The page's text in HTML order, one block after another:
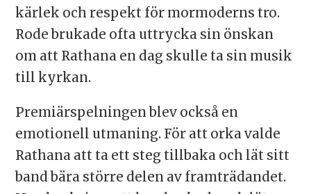
kärlek och respekt för mormoderns tro.
Rode brukade ofta uttrycka sin önskan
om att Rathana en dag skulle ta sin musik
till kyrkan.
Premiärspelningen blev också en
emotionell utmaning. För att orka valde
Rathana att ta ett steg tillbaka och lät sitt
band bära större delen av framträdandet.